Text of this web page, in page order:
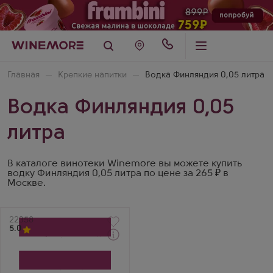
Главная Крепкие напитки Водка Финляндия 0,05 литра
Водка Финляндия 0,05
литра
В каталоге винотеки Winemore вы можете купить
водку Финляндия 0,05 литра по цене за 265 ₽ в
Москве.
Артикул
22358
5.0